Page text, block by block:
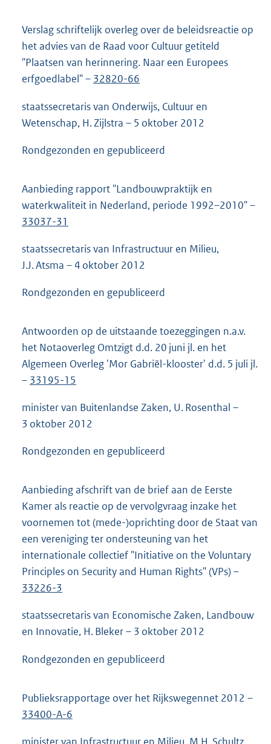
Verslag schriftelijk overleg over de beleidsreactie op
het advies van de Raad voor Cultuur getiteld
"Plaatsen van herinnering. Naar een Europees
erfgoedlabel" – 32820-66
staatssecretaris van Onderwijs, Cultuur en
Wetenschap, H. Zijlstra – 5 oktober 2012
Rondgezonden en gepubliceerd
Aanbieding rapport "Landbouwpraktijk en
waterkwaliteit in Nederland, periode 1992–2010" –
33037-31
staatssecretaris van Infrastructuur en Milieu,
J.J. Atsma – 4 oktober 2012
Rondgezonden en gepubliceerd
Antwoorden op de uitstaande toezeggingen n.a.v.
het Notaoverleg Omtzigt d.d. 20 juni jl. en het
Algemeen Overleg 'Mor Gabriël-klooster' d.d. 5 juli jl.
– 33195-15
minister van Buitenlandse Zaken, U. Rosenthal –
3 oktober 2012
Rondgezonden en gepubliceerd
Aanbieding afschrift van de brief aan de Eerste
Kamer als reactie op de vervolgvraag inzake het
voornemen tot (mede-)oprichting door de Staat van
een vereniging ter ondersteuning van het
internationale collectief "Initiative on the Voluntary
Principles on Security and Human Rights" (VPs) –
33226-3
staatssecretaris van Economische Zaken, Landbouw
en Innovatie, H. Bleker – 3 oktober 2012
Rondgezonden en gepubliceerd
Publieksrapportage over het Rijkswegennet 2012 –
33400-A-6